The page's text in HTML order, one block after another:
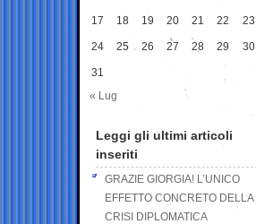
17 18 19 20 21 22 23
24 25 26 27 28 29 30
31
« Lug
Leggi gli ultimi articoli
inseriti
GRAZIE GIORGIA! L’UNICO
EFFETTO CONCRETO DELLA
CRISI DIPLOMATICA